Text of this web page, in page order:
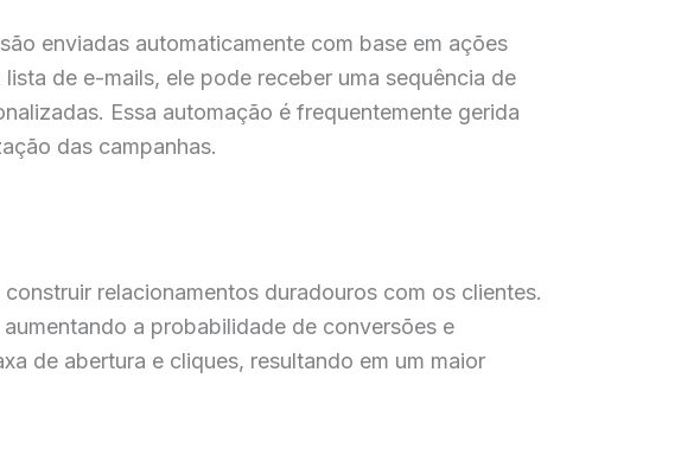
enviadas automaticamente com base em ações
de e-mails, ele pode receber uma sequência de
Essa automação é frequentemente gerida
das campanhas.
relacionamentos duradouros com os clientes.
a probabilidade de conversões e
de abertura e cliques, resultando em um maior